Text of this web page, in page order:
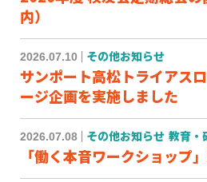
内）
2026.07.10 その他お知らせ
サンポート高松トライアス
ージ企画を実施しました
2026.07.08 その他お知らせ 教育・
「働く本音ワークショップ